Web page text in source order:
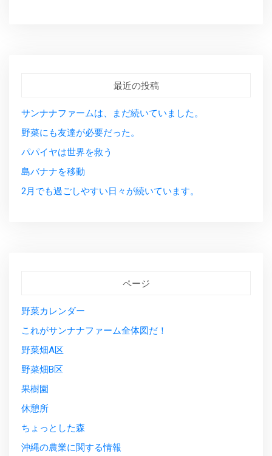
最近の投稿
サンナナファームは、まだ続いていました。
野菜にも友達が必要だった。
パパイヤは世界を救う
島バナナを移動
2月でも過ごしやすい日々が続いています。
ページ
野菜カレンダー
これがサンナナファーム全体図だ！
野菜畑A区
野菜畑B区
果樹園
休憩所
ちょっとした森
沖縄の農業に関する情報